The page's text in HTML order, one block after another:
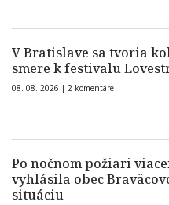
V Bratislave sa tvoria
smere k festivalu
08. 08. 2026 | 2 komentáre
Po nočnom požiari
vyhlásila obec
situáciu